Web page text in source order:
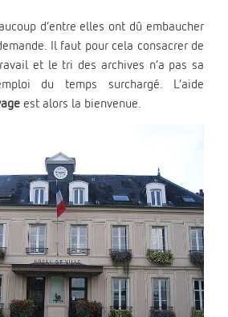
d’entre elles ont dû embaucher
Il faut pour cela consacrer de
et le tri des archives n’a pas sa
du temps surchargé. L’aide
est alors la bienvenue.